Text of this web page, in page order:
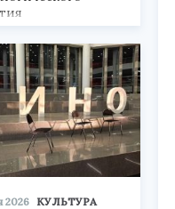
2026».
2026 КУЛЬТУРА